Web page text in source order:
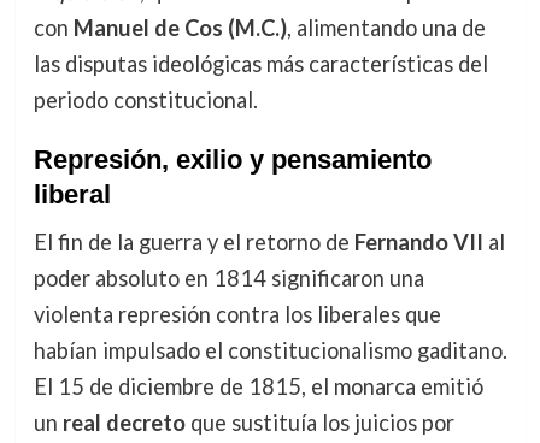
con Manuel de Cos (M.C.), alimentando una de
las disputas ideológicas más características del
periodo constitucional.
Represión, exilio y pensamiento
liberal
El fin de la guerra y el retorno de Fernando VII al
poder absoluto en 1814 significaron una
violenta represión contra los liberales que
habían impulsado el constitucionalismo gaditano.
El 15 de diciembre de 1815, el monarca emitió
un real decretoque sustituía los juicios por